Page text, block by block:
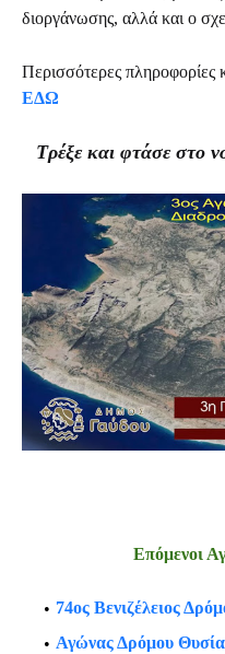
διοργάνωσης, αλλά και ο
Περισσότερες πληροφορίες
ΕΔΩ
Τρέξε και φτάσε στο
Επόμενοι
74ος Βενιζέλειος
Αγώνας Δρόμου